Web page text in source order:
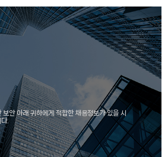
보안 아래 귀하에게 적합한 채용정보가있을 시
다.